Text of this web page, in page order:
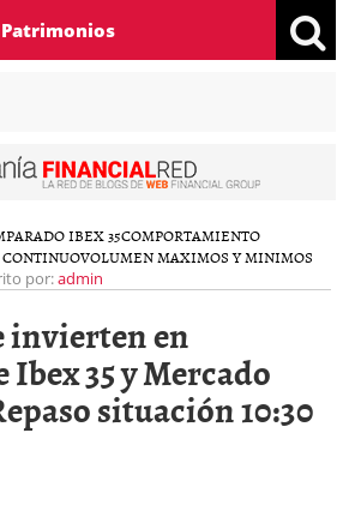
IBEX 35COMPORTAMIENTO
VOLUMEN MAXIMOS Y MINIMOS
por:admin
invierten en
Ibex 35 y Mercado
situación 10:30